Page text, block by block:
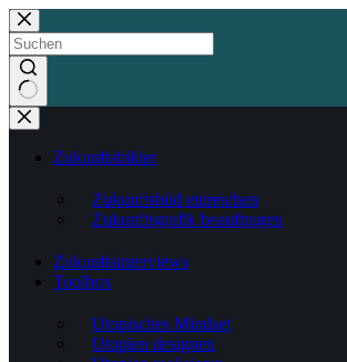
Zum
Inhalt
springen
Keine
Ergebnisse
Zukunftsbilder
Zukunftsbild einreichen
Zukunftsgrafik beauftragen
Zukunftsinterviews
Toolbox
Utopisches Mindset
Utopien designen